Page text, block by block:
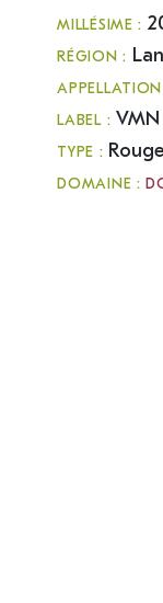
MILLÉSIME :
RÉGION :
LABEL : VMN
TYPE : Rouge
DOMAINE :